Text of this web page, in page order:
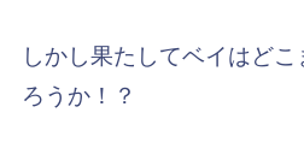
しかし果たしてベイはど
ろうか！？